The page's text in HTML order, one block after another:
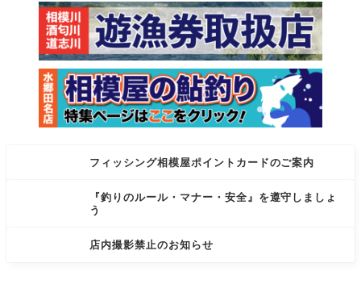
フィッシング相模屋ポイントカードのご案内
『釣りのルール・マナー・安全』を遵守しましょ
う
店内撮影禁止のお知らせ